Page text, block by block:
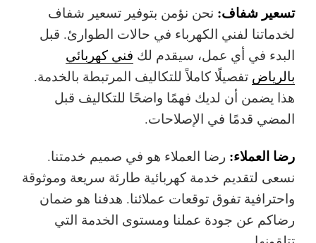
تسعير شفاف: نحن نؤمن بتوفير تسعير شفاف
لخدماتنا لفني الكهرباء في حالات الطوارئ. قبل
البدء في أي عمل، سيقدم لك فني كهربائي
بالرياض تفصيلًا كاملاً للتكاليف المرتبطة بالخدمة.
هذا يضمن أن لديك فهمًا واضحًا للتكاليف قبل
المضي قدمًا في الإصلاحات.
رضا العملاء: رضا العملاء هو في صميم خدمتنا.
نسعى لتقديم خدمة كهربائية طارئة سريعة وموثوقة
واحترافية تفوق توقعات عملائنا. هدفنا هو ضمان
رضاكم عن جودة عملنا ومستوى الخدمة التي